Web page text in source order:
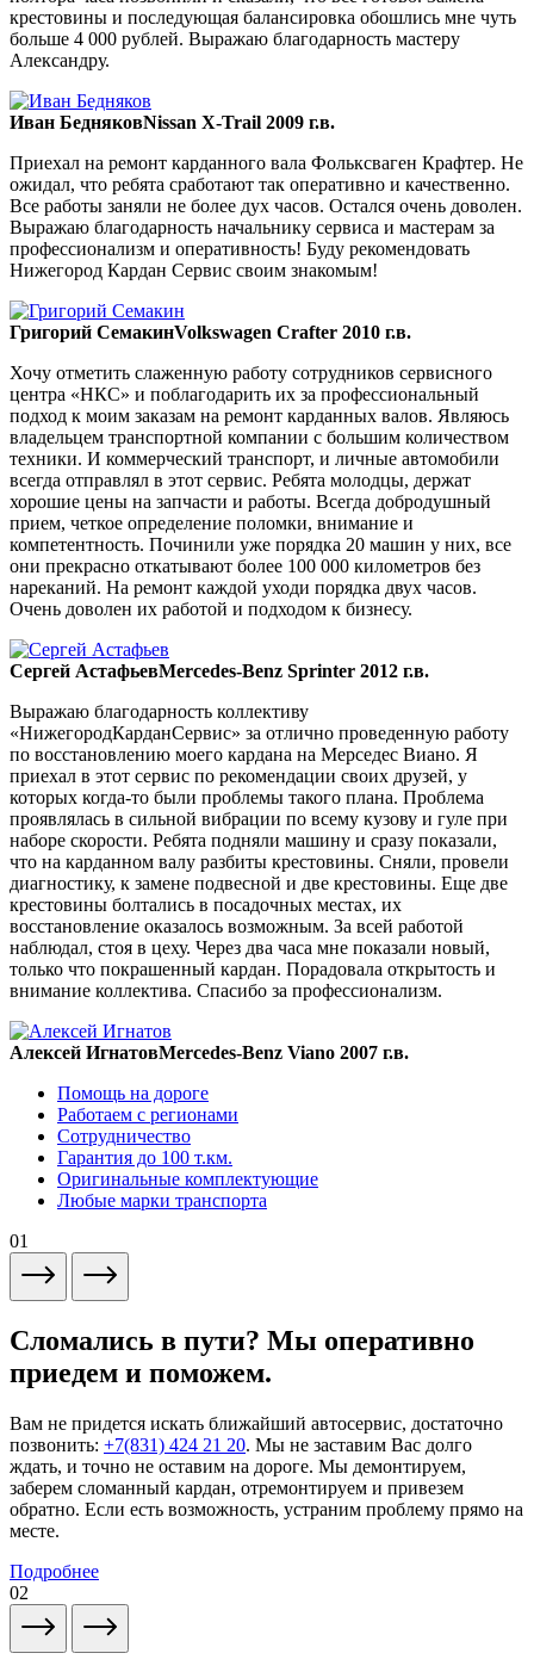
крестовины и последующая балансировка обошлись мне чуть
больше 4 000 рублей. Выражаю благодарность мастеру
Александру.
Иван БедняковNissan X-Trail 2009 г.в.
Приехал на ремонт карданного вала Фольксваген Крафтер. Не
ожидал, что ребята сработают так оперативно и качественно.
Все работы заняли не более дух часов. Остался очень доволен.
Выражаю благодарность начальнику сервиса и мастерам за
профессионализм и оперативность! Буду рекомендовать
Нижегород Кардан Сервис своим знакомым!
Григорий СемакинVolkswagen Crafter 2010 г.в.
Хочу отметить слаженную работу сотрудников сервисного
центра «НКС» и поблагодарить их за профессиональный
подход к моим заказам на ремонт карданных валов. Являюсь
владельцем транспортной компании с большим количеством
техники. И коммерческий транспорт, и личные автомобили
всегда отправлял в этот сервис. Ребята молодцы, держат
хорошие цены на запчасти и работы. Всегда добродушный
прием, четкое определение поломки, внимание и
компетентность. Починили уже порядка 20 машин у них, все
они прекрасно откатывают более 100 000 километров без
нареканий. На ремонт каждой уходи порядка двух часов.
Очень доволен их работой и подходом к бизнесу.
Сергей АстафьевMercedes-Benz Sprinter 2012 г.в.
Выражаю благодарность коллективу
«НижегородКарданСервис» за отлично проведенную работу
по восстановлению моего кардана на Мерседес Виано. Я
приехал в этот сервис по рекомендации своих друзей, у
которых когда-то были проблемы такого плана. Проблема
проявлялась в сильной вибрации по всему кузову и гуле при
наборе скорости. Ребята подняли машину и сразу показали,
что на карданном валу разбиты крестовины. Сняли, провели
диагностику, к замене подвесной и две крестовины. Еще две
крестовины болтались в посадочных местах, их
восстановление оказалось возможным. За всей работой
наблюдал, стоя в цеху. Через два часа мне показали новый,
только что покрашенный кардан. Порадовала открытость и
внимание коллектива. Спасибо за профессионализм.
Алексей ИгнатовMercedes-Benz Viano 2007 г.в.
Помощь на дороге
Работаем с регионами
Сотрудничество
Гарантия до 100 т.км.
Оригинальные комплектующие
Любые марки транспорта
01
Сломались в пути? Мы оперативно
приедем и поможем.
Вам не придется искать ближайший автосервис, достаточно
позвонить: +7(831) 424 21 20. Мы не заставим Вас долго
ждать, и точно не оставим на дороге. Мы демонтируем,
заберем сломанный кардан, отремонтируем и привезем
обратно. Если есть возможность, устраним проблему прямо на
месте.
Подробнее
02